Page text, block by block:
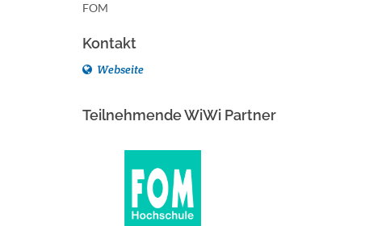
FOM
Kontakt
Webseite
Teilnehmende WiWi Partner